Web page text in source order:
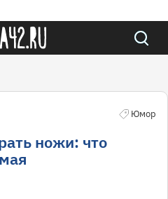
Юмор
ножи: что